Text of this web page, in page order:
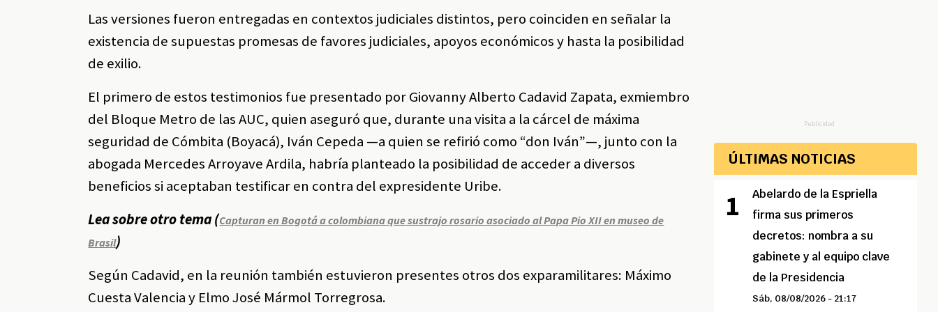
Las versiones fueron entregadas en contextos judiciales distintos, pero coinciden en señalar la
existencia de supuestas promesas de favores judiciales, apoyos económicos y hasta la posibilidad
de exilio.
El primero de estos testimonios fue presentado por Giovanny Alberto Cadavid Zapata, exmiembro
del Bloque Metro de las AUC, quien aseguró que, durante una visita a la cárcel de máxima
seguridad de Cómbita (Boyacá), Iván Cepeda —a quien se refirió como “don Iván”—, junto con la
abogada Mercedes Arroyave Ardila, habría planteado la posibilidad de acceder a diversos
beneficios si aceptaban testificar en contra del expresidente Uribe.
Lea sobre otro tema (Capturan en Bogotá a colombiana que sustrajo rosario asociado al Papa Pio XII en museo de
Brasil)
Según Cadavid, en la reunión también estuvieron presentes otros dos exparamilitares: Máximo
Cuesta Valencia y Elmo José Mármol Torregrosa.
Publicidad
ÚLTIMAS NOTICIAS
Abelardo de la Espriella
firma sus primeros
decretos: nombra a su
gabinete y al equipo clave
de la Presidencia
Sáb, 08/08/2026 - 21:17